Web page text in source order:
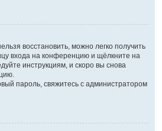
восстановить, можно легко получить
входа на конференцию и щёлкните на
инструкциям, и скоро вы снова
пароль, свяжитесь с администратором